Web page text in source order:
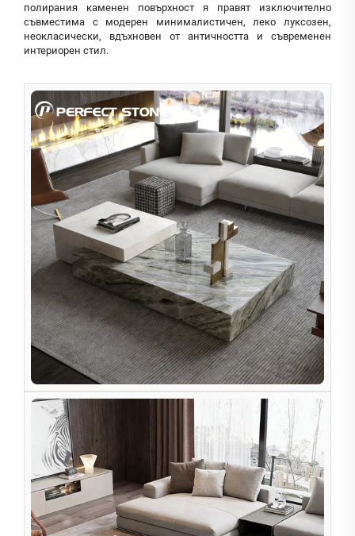
полирания каменен повърхност я правят изключително
съвместима с модерен минималистичен, леко луксозен,
неокласически, вдъхновен от античността и съвременен
интериорен стил.